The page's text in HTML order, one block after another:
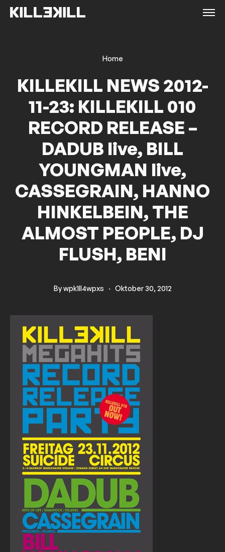
Home
KILLEKILL NEWS 2012-
11-23: KILLEKILL 010
RECORD RELEASE –
DADUB live, BILL
YOUNGMAN live,
CASSEGRAIN, HANNO
HINKELBEIN, THE
ALMOST PEOPLE, DJ
FLUSH, BENI
Bywpk1ll4wpxs · Oktober 30, 2012